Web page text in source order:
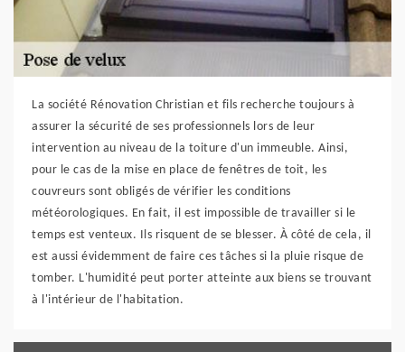
La société Rénovation Christian et fils recherche toujours à
assurer la sécurité de ses professionnels lors de leur
intervention au niveau de la toiture d'un immeuble. Ainsi,
pour le cas de la mise en place de fenêtres de toit, les
couvreurs sont obligés de vérifier les conditions
météorologiques. En fait, il est impossible de travailler si le
temps est venteux. Ils risquent de se blesser. À côté de cela, il
est aussi évidemment de faire ces tâches si la pluie risque de
tomber. L'humidité peut porter atteinte aux biens se trouvant
à l'intérieur de l'habitation.